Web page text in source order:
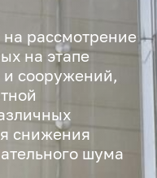
рассмотрение
на этапе
и сооружений,
снижения
шума